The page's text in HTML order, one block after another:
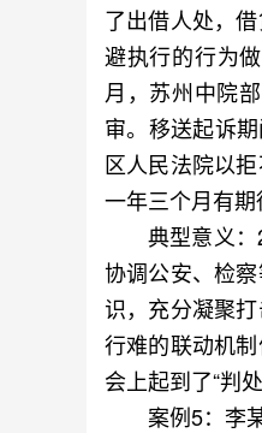
了出借人处，
避执行的行为
月，苏州中院
审。移送起诉
区人民法院以
一年三个月有期
典型意义：
协调公安、检
识，充分凝聚
行难的联动机
会上起到了“判
案例5：李某